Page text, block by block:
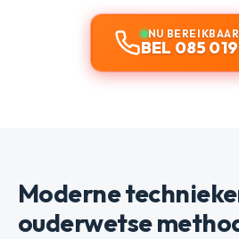
NU BEREIKBAAR
BEL 085
Moderne
ouderwetse